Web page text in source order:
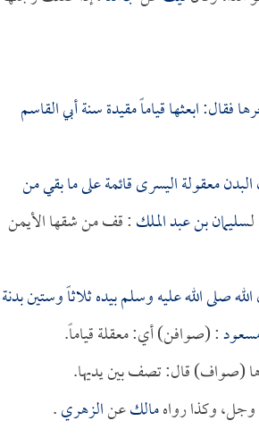
فقال: ابعثها قياماً مقيدة سنة أبي القاسم
معقولة اليسرى قائمة على ما بقي من
سليمان بن عبد الملك: قف من شقها الأيمن
صلى الله عليه وسلم بيده ثلاثاً وستين بدنة
: (صوافن) أي: معقلة قياماً.
(صواف) قال: تصف بين يديها.
وجل، وكذا رواهمالكعنالزهري.